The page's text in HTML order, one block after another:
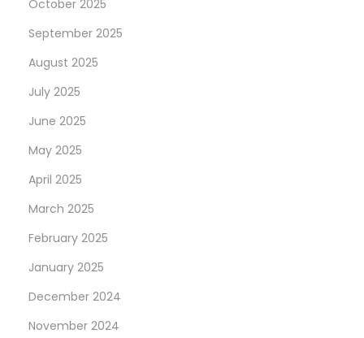
October 2025
September 2025
August 2025
July 2025
June 2025
May 2025
April 2025
March 2025
February 2025
January 2025
December 2024
November 2024